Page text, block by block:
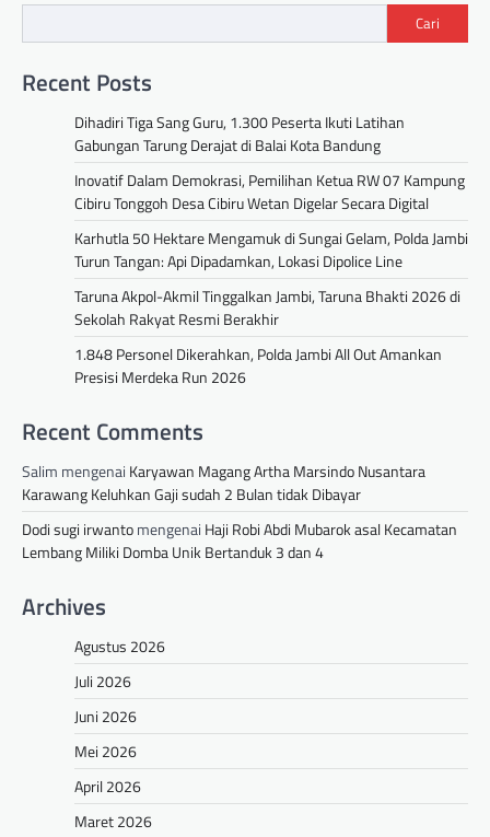
Cari
Recent Posts
Dihadiri Tiga Sang Guru, 1.300 Peserta Ikuti Latihan
Gabungan Tarung Derajat di Balai Kota Bandung
Inovatif Dalam Demokrasi, Pemilihan Ketua RW 07 Kampung
Cibiru Tonggoh Desa Cibiru Wetan Digelar Secara Digital
Karhutla 50 Hektare Mengamuk di Sungai Gelam, Polda Jambi
Turun Tangan: Api Dipadamkan, Lokasi Dipolice Line
Taruna Akpol-Akmil Tinggalkan Jambi, Taruna Bhakti 2026 di
Sekolah Rakyat Resmi Berakhir
1.848 Personel Dikerahkan, Polda Jambi All Out Amankan
Presisi Merdeka Run 2026
Recent Comments
Salim mengenai Karyawan Magang Artha Marsindo Nusantara
Karawang Keluhkan Gaji sudah 2 Bulan tidak Dibayar
Dodi sugi irwantomengenai Haji Robi Abdi Mubarok asal Kecamatan
Lembang Miliki Domba Unik Bertanduk 3 dan 4
Archives
Agustus 2026
Juli 2026
Juni 2026
Mei 2026
April 2026
Maret 2026